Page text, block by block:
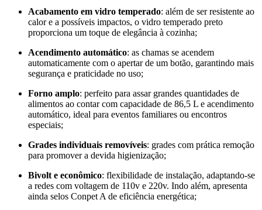
Acabamento em vidro temperado: além de ser resistente ao
calor e a possíveis impactos, o vidro temperado preto
proporciona um toque de elegância à cozinha;
Acendimento automático: as chamas se acendem
automaticamente com o apertar de um botão, garantindo mais
segurança e praticidade no uso;
Forno amplo: perfeito para assar grandes quantidades de
alimentos ao contar com capacidade de 86,5 L e acendimento
automático, ideal para eventos familiares ou encontros
especiais;
Grades individuais removíveis: grades com prática remoção
para promover a devida higienização;
Bivolt e econômico: flexibilidade de instalação, adaptando-se
a redes com voltagem de 110v e 220v. Indo além, apresenta
ainda selos Conpet A de eficiência energética;